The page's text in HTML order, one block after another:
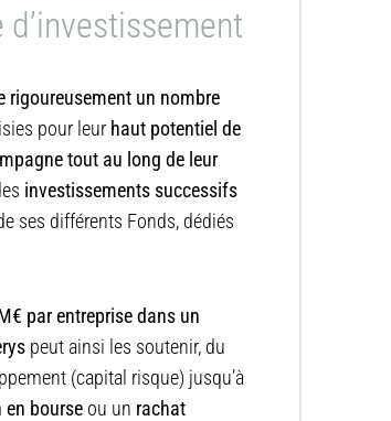
rigoureusement un nombre
pour leur haut potentiel de
tout au long de leur
investissements successifs
ses différents Fonds, dédiés
par entreprise dans un
peut ainsi les soutenir, du
(capital risque) jusqu’à
bourse ou un rachat